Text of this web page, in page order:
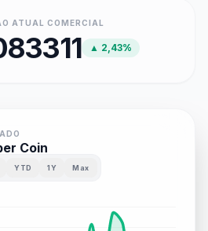
ATUAL COMERCIAL
▲ 2,43%
Coin
YTD 1Y Max